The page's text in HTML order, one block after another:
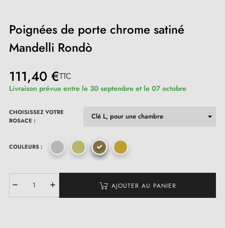
Poignées de porte chrome satiné
Mandelli Rondò
111,40 €TTC
Livraison prévue entre le 30 septembre et le 07 octobre
CHOISISSEZ VOTRE
ROSACE :
COULEURS :
AJOUTER AU PANIER